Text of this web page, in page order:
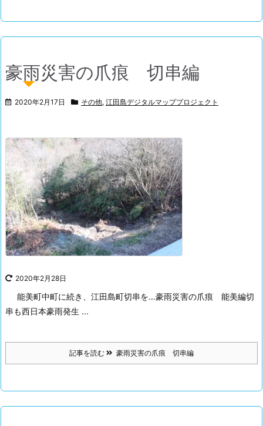
豪雨災害の爪痕 切串編
2020年2月17日 その他, 江田島デジタルマッププロジェクト
2020年2月28日
能美町中町に続き、江田島町切串を…豪雨災害の爪痕 能美編切
串も西日本豪雨発生 ...
記事を読む 豪雨災害の爪痕 切串編